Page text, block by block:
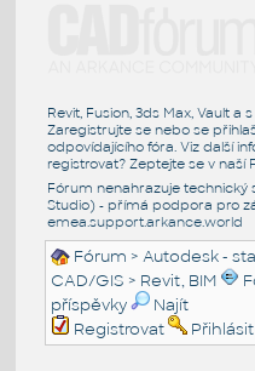
Revit, Fusion, 3ds Max, Vault
Zaregistrujte se nebo se
odpovídajícího fóra. Viz další
registrovat? Zeptejte se v naší
Fórum nenahrazuje technický
Studio) - přímá podpora pro
emea.support.arkance.world
Fórum >Autodesk -
CAD/GIS > Revit, BIM
příspěvky
Najít
Registrovat
Přihlásit